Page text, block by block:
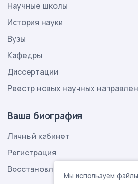
Научные школы
История науки
Вузы
Кафедры
Диссертации
Реестр новых научных
Ваша биография
Личный кабинет
Регистрация
Восстановление пароля
Мы используем файлы